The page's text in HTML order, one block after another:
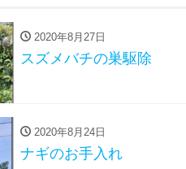
2020年8月27日
スズメバチの巣駆除
2020年8月24日
ナギのお手入れ